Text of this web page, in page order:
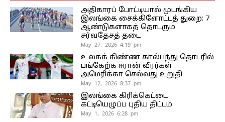
அதிகாரப் போட்டியால் முடங்கிய
இலங்கை சைக்கிளோட்டத் துறை: 7
ஆண்டுகளாகத் தொடரும்
சர்வதேசத் தடை
May 27, 2026 4:19 pm
உலகக் கிண்ண கால்பந்து தொடரில்
பங்கேற்க ஈரான் வீரர்கள்
அமெரிக்கா செல்வது உறுதி
May 12, 2026 8:37 pm
இலங்கை கிரிக்கெட்டை
கட்டியெழுப்ப புதிய திட்டம்
May 1, 2026 6:28 pm